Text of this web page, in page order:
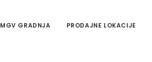
MGV GRADNJA PRODAJNE LOKACIJE